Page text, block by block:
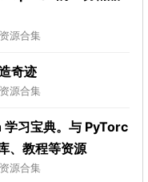
资源合集
奇迹
资源合集
习宝典。与 PyTorc
、教程等资源
资源合集